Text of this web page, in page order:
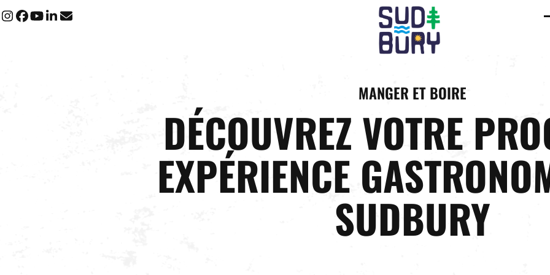
Instagram
Facebook
YouTube
LinkedIn
Email
MANGER ET BOIRE
DÉCOUVREZ VOTRE
EXPÉRIENCE
SUDBURY